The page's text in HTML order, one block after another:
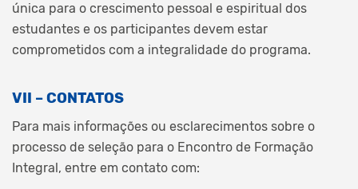
única para o crescimento pessoal e espiritual dos
estudantes e os participantes devem estar
comprometidos com a integralidade do programa.
VII – CONTATOS
Para mais informações ou esclarecimentos sobre o
processo de seleção para o Encontro de Formação
Integral, entre em contato com: